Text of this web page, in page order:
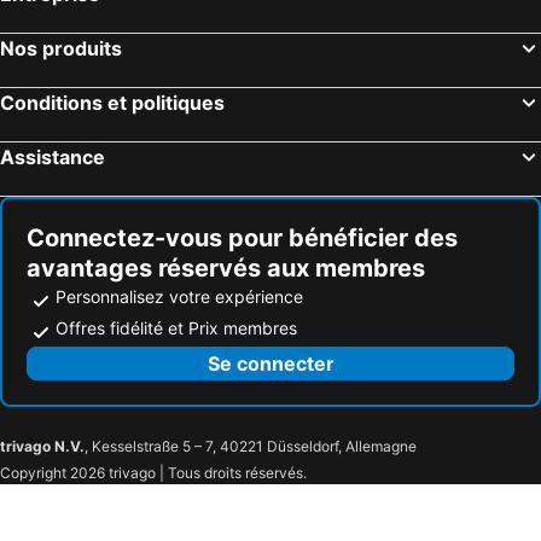
Nos produits
Conditions et politiques
Assistance
Connectez-vous pour bénéficier des
avantages réservés aux membres
Personnalisez votre expérience
Offres fidélité et Prix membres
Se connecter
trivago N.V., Kesselstraße 5 – 7, 40221 Düsseldorf, Allemagne
Copyright 2026 trivago | Tous droits réservés.